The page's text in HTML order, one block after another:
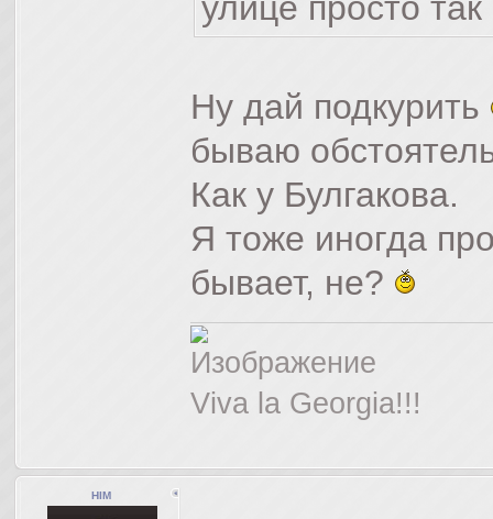
Ну дай подкурить
бываю
Как у Булгакова.
Я тоже иногда
бывает, не?
Viva la Georgia!!!
HIM